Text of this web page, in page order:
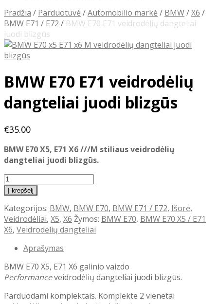
Pradžia / Parduotuvė /Automobilio markė / BMW/X6 /
BMW E71 / E72 / BMW E70 E71 veidrodėlių dangteliai
juodi blizgūs
BMW E70 E71 veidrodėlių
dangteliai juodi blizgūs
€35.00
BMW E70 X5, E71 X6 ///M stiliaus veidrodėlių
dangteliai juodi blizgūs.
produkto
kiekis:
E70
E71
veidrodėlių
juodi
blizgūs
Į krepšelį
Kategorijos: BMW, BMW E70, BMW E71 / E72, Išorė,
Veidrodėliai, X5, X6 Žymos: BMW E70, BMW E70 X5 / E71
X6, Veidrodėlių dangteliai
Aprašymas
BMW E70 X5, E71 X6 galinio vaizdo
Performanceveidrodėlių dangteliai juodi blizgūs.
Parduodami komplektais. Komplekte 2 vienetai